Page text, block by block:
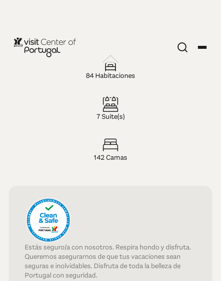
HOTEL — 4 ESTRELLAS
Hotel Regina
84 Habitaciones
7 Suite(s)
142 Camas
Estás seguro/a con nosotros. Respira hondo y disfruta.
Queremos asegurarnos de que tus vacaciones sean
seguras e inolvidables. Disfruta de toda la belleza de
Portugal con seguridad.